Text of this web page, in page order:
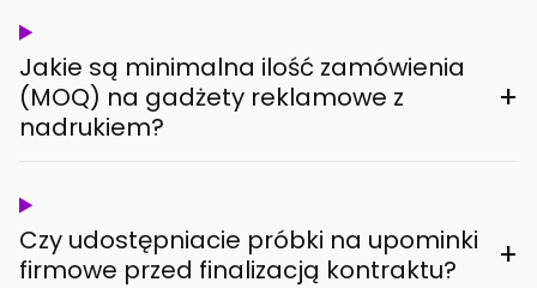
Jakie są minimalna ilość zamówienia
(MOQ) na gadżety reklamowe z
nadrukiem?
+
Czy udostępniacie próbki na upominki
firmowe przed finalizacją kontraktu?
+